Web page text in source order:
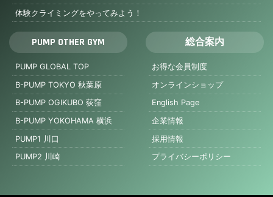
体験クライミングをやってみよう！
PUMP OTHER GYM
PUMP GLOBAL TOP
B-PUMP TOKYO 秋葉原
B-PUMP OGIKUBO 荻窪
B-PUMP YOKOHAMA 横浜
PUMP1 川口
PUMP2 川崎
総合案内
お得な会員制度
オンラインショップ
English Page
企業情報
採用情報
プライバシーポリシー